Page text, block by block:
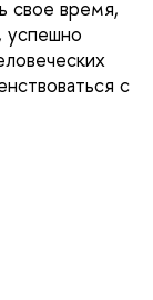
свое время,
успешно
с